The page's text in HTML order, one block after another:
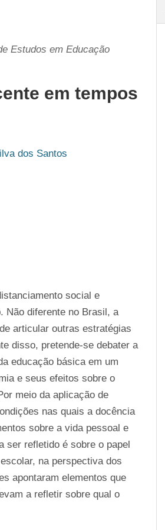
Estudos em Educação
em tempos
dos Santos
social e
Não diferente no Brasil, a
articular outras estratégias
disso, pretende-se debater a
educação básica em um
e seus efeitos sobre o
meio da aplicação de
nas quais a docência
sobre a vida pessoal e
ser refletido é sobre o papel
na perspectiva dos
apontaram elementos que
a refletir sobre qual o